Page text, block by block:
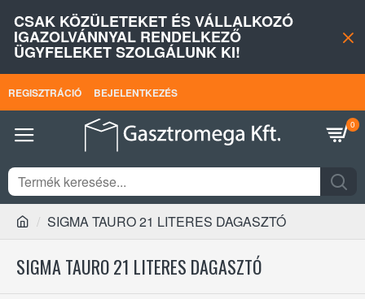
CSAK KÖZÜLETEKET ÉS VÁLLALKOZÓ
IGAZOLVÁNNYAL RENDELKEZŐ
ÜGYFELEKET SZOLGÁLUNK KI!
REGISZTRÁCIÓ BEJELENTKEZÉS
0
SIGMA TAURO 21 LITERES DAGASZTÓ
SIGMA TAURO 21 LITERES DAGASZTÓ